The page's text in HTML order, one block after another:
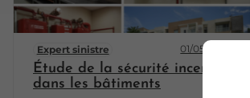
Expert sinistre 01/05/2026
Étude de la sécurité incendie
dans les bâtiments